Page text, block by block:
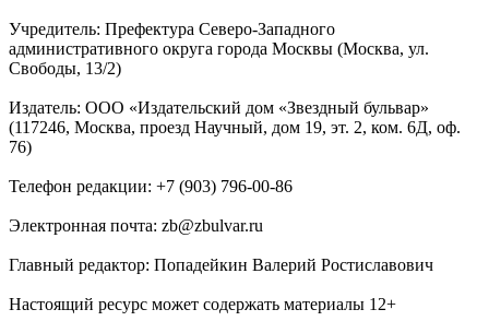
Учредитель: Префектура Северо-Западного
административного округа города Москвы (Москва, ул.
Свободы, 13/2)
Издатель: ООО «Издательский дом «Звездный бульвар»
(117246, Москва, проезд Научный, дом 19, эт. 2, ком. 6Д, оф.
76)
Телефон редакции: +7 (903) 796-00-86
Электронная почта: zb@zbulvar.ru
Главный редактор: Попадейкин Валерий Ростиславович
Настоящий ресурс может содержать материалы 12+